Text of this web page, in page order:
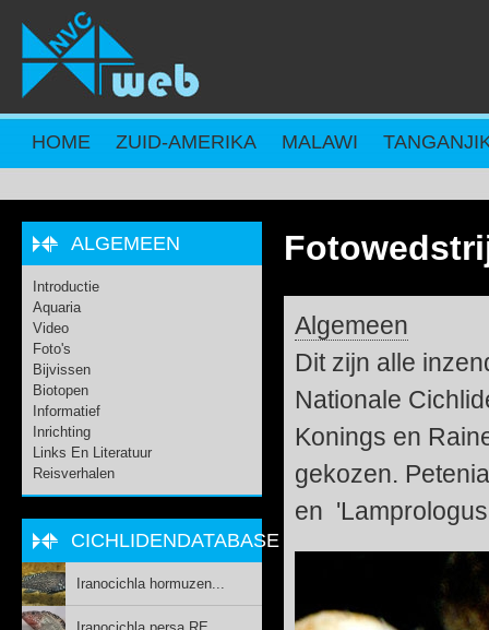
Overslaan en naar de inhoud gaan
HOME ZUID-AMERIKA MALAWI
Algemeen
Dit zijn alle
Nationale
Konings en
gekozen.
en
ALGEMEEN
Introductie
Aquaria
Video
Foto's
Bijvissen
Biotopen
Informatief
Inrichting
Links En Literatuur
Reisverhalen
CICHLIDENDATABASE
Iranocichla hormuzen...